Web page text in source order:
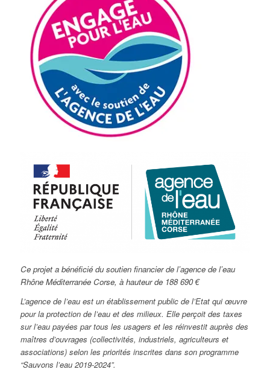
Ce projet a bénéficié du soutien financier de l’agence de l’eau
Rhône Méditerranée Corse, à hauteur de 188 690 €
L’agence de l’eau est un établissement public de l’Etat qui œuvre
pour la protection de l’eau et des milieux. Elle perçoit des taxes
sur l’eau payées par tous les usagers et les réinvestit auprès des
maîtres d’ouvrages (collectivités, industriels, agriculteurs et
associations) selon les priorités inscrites dans son programme
“Sauvons l’eau 2019-2024”.